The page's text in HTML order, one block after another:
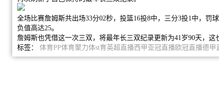
全场比赛詹姆斯共出场33分02秒，投篮16投8中，三分3投1中，罚
负值高达25。
詹姆斯也凭借这一次三双，将最年长三双纪录更新为41岁90天，这
标签： 体育PP体育聚力体st育英超直播西甲亚冠直播欧冠直播德甲